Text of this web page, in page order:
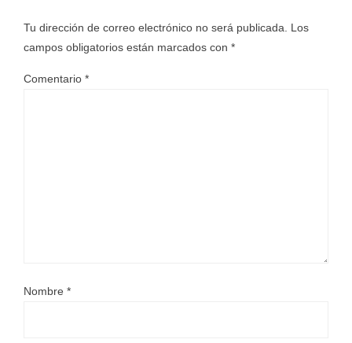
Tu dirección de correo electrónico no será publicada.
Los
campos obligatorios están marcados con *
Comentario *
Nombre *